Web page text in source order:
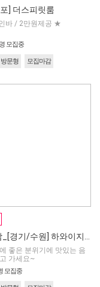
] 더스피릿룸
바 / 2만원제공 ★
모집중
방문형 모집마감
좋은 분위기에 맛있는 음
가세요~
모집중